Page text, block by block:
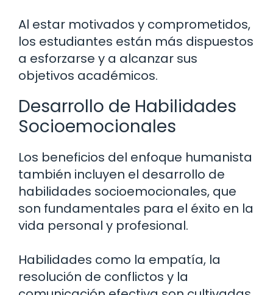
Al estar motivados y comprometidos,
los estudiantes están más dispuestos
a esforzarse y a alcanzar sus
objetivos académicos.
Desarrollo de Habilidades
Socioemocionales
Los beneficios del enfoque humanista
también incluyen el desarrollo de
habilidades socioemocionales, que
son fundamentales para el éxito en la
vida personal y profesional.
Habilidades como la empatía, la
resolución de conflictos y la